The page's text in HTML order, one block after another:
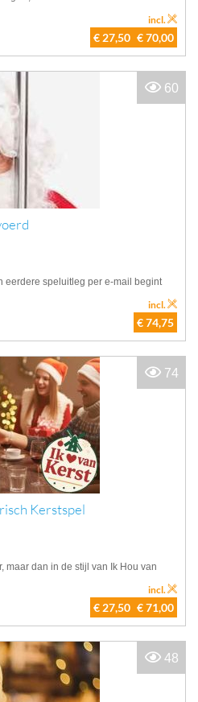
€ 27,50 € 70,00
incl.
eerdere speluitleg per e-mail begint
€ 74,75
incl.
60
Kerstspel
maar dan in de stijl van Ik Hou van
€ 27,50 € 71,00
incl.
74
48